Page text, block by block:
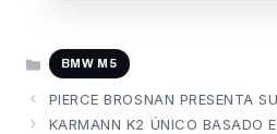
CATEGORÍAS
BMW M5
PIERCE BROSNAN PRESENTA
KARMANN K2 ÚNICO BASADO